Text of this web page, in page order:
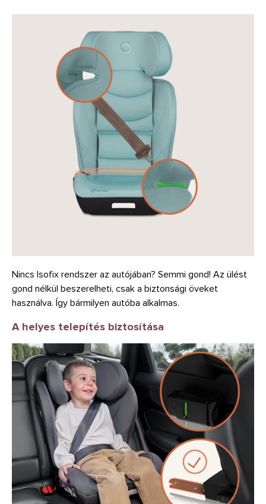
Nincs Isofix rendszer az autójában? Semmi gond! Az ülést
gond nélkül beszerelheti, csak a biztonsági öveket
használva. Így bármilyen autóba alkalmas.
A helyes telepítés biztosítása